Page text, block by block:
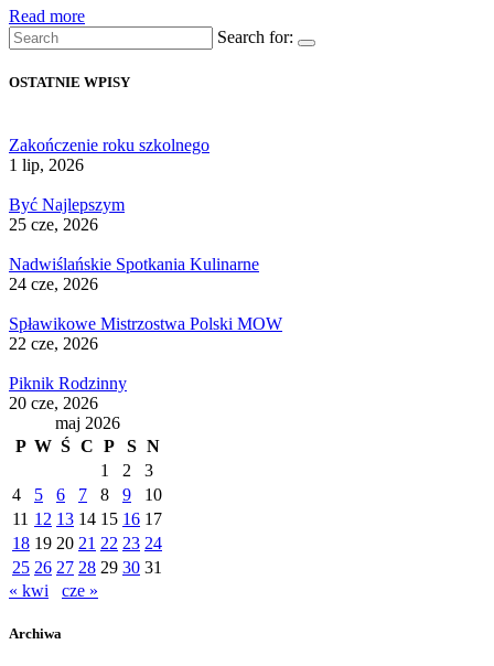
Read more
Search for:
OSTATNIE WPISY
Zakończenie roku szkolnego
1 lip, 2026
Być Najlepszym
25 cze, 2026
Nadwiślańskie Spotkania Kulinarne
24 cze, 2026
Spławikowe Mistrzostwa Polski MOW
22 cze, 2026
Piknik Rodzinny
20 cze, 2026
maj 2026
P W Ś C P S N
1
2
3
4
5 6 7 8 9
10
11 12 13 14 15 16 17
18 19 20 21 22 23 24
25 26 27 28 29 30 31
« kwi
cze »
Archiwa